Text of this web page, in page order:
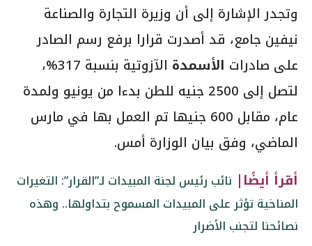
وتجدر الإشارة إلى أن وزيرة التجارة والصناعة
نيفين جامع، قد أصدرت قرارا برفع رسم الصادر
على صادرات الأسمدة
الآزوتية بنسبة 317%،
لتصل إلى 2500 جنيه للطن بدءا من يونيو ولمدة
عام، مقابل 600 جنيها تم العمل بها في مارس
الماضي، وفق بيان الوزارة أمس.
أقرأ أيضًا| نائب رئيس لجنة المبيدات لـ”القرار”: التغيرات
المناخية تؤثر على المبيدات المسموح بتداولها.. وهذه
نصائحنا لتجنب الأضرار